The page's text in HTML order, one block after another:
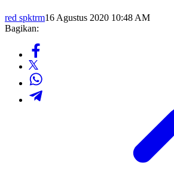
red spktrm16 Agustus 2020 10:48 AM
Bagikan: